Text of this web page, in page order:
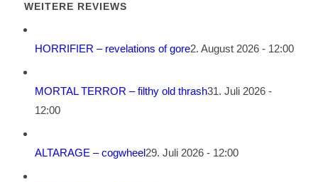
WEITERE REVIEWS
HORRIFIER – revelations of gore2. August 2026 - 12:00
MORTAL TERROR – filthy old thrash31. Juli 2026 -
12:00
ALTARAGE – cogwheel29. Juli 2026 - 12:00